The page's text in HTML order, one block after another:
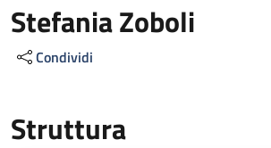
Stefania Zoboli
Condividi
Struttura